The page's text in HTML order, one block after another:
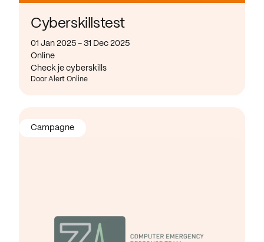
Cyberskillstest
01 Jan 2025 - 31 Dec 2025
Online
Check je cyberskills
Door Alert Online
Campagne